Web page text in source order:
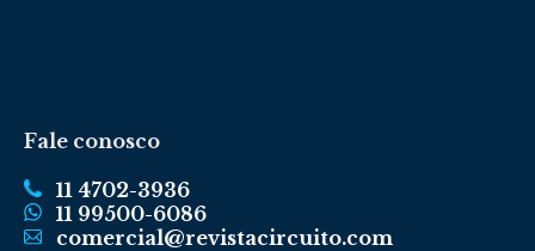
Fale conosco
11 4702-3936
11 99500-6086
comercial@revistacircuito.com